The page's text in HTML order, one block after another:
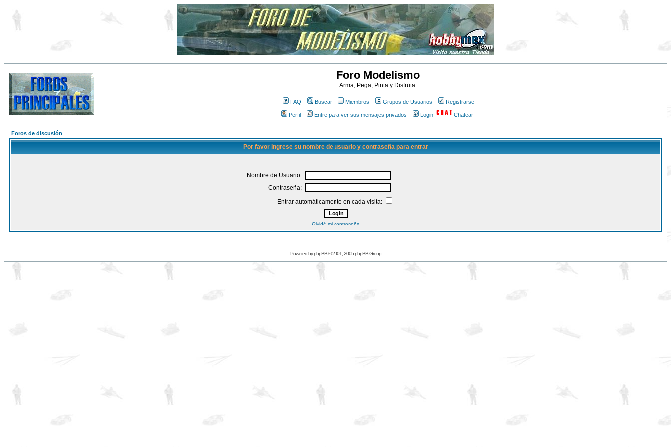
Foro Modelismo
Arma, Pega, Pinta y Disfruta.
FAQ Buscar Miembros Grupos de Usuarios Registrarse
Perfil Entre para ver sus mensajes privados Login Chatear
Foros de discusión
Por favor ingrese su nombre de usuario y contraseña para entrar
Nombre de Usuario:
Contraseña:
Entrar automáticamente en cada visita:
Olvidé mi contraseña
Powered byphpBB© 2001, 2005 phpBB Group